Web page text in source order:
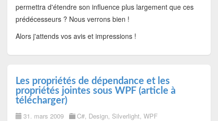
permettra d'étendre son influence plus largement que ces
prédécesseurs ? Nous verrons bien !
Alors j'attends vos avis et impressions !
Les propriétés de dépendance et les
propriétés jointes sous WPF (article à
télécharger)
31. mars 2009 C#, Design, Silverlight, WPF